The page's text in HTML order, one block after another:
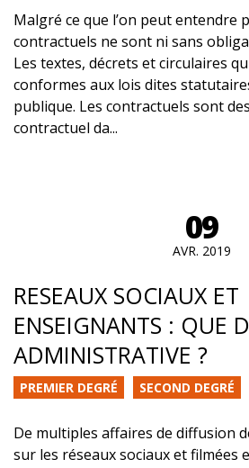
Malgré ce que l’on peut entendre
contractuels ne sont ni sans
Les textes, décrets et circulaires
conformes aux lois dites
publique. Les contractuels sont
contractuel da...
09
AVR. 2019
RESEAUX SOCIAUX ET
ENSEIGNANTS : QUE
ADMINISTRATIVE ?
PREMIER DEGRÉ SECOND DEGRÉ
De multiples affaires de diffusion
sur les réseaux sociaux et filmées